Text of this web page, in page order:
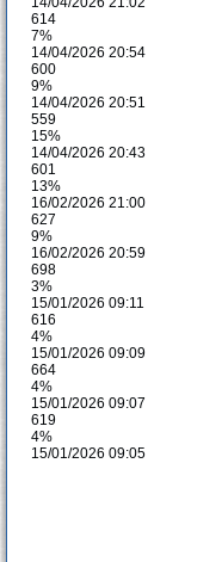
614
7%
14/04/2026 20:54
600
9%
14/04/2026 20:51
559
15%
14/04/2026 20:43
601
13%
16/02/2026 21:00
627
9%
16/02/2026 20:59
698
3%
15/01/2026 09:11
616
4%
15/01/2026 09:09
664
4%
15/01/2026 09:07
619
4%
15/01/2026 09:05